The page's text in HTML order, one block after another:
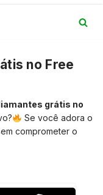
no Free
grátis no
Se você adora o
comprometer o